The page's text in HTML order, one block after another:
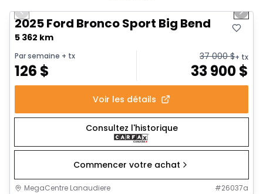
Previous slide Next
2025 Ford Bronco Sport Big Bend
5 362 km
Par semaine + tx
126 $
37 000$+ tx
33 900$
Voir les détails
Consultez l'historique
Commencer votre achat
MegaCentre Lanaudiere #26037a